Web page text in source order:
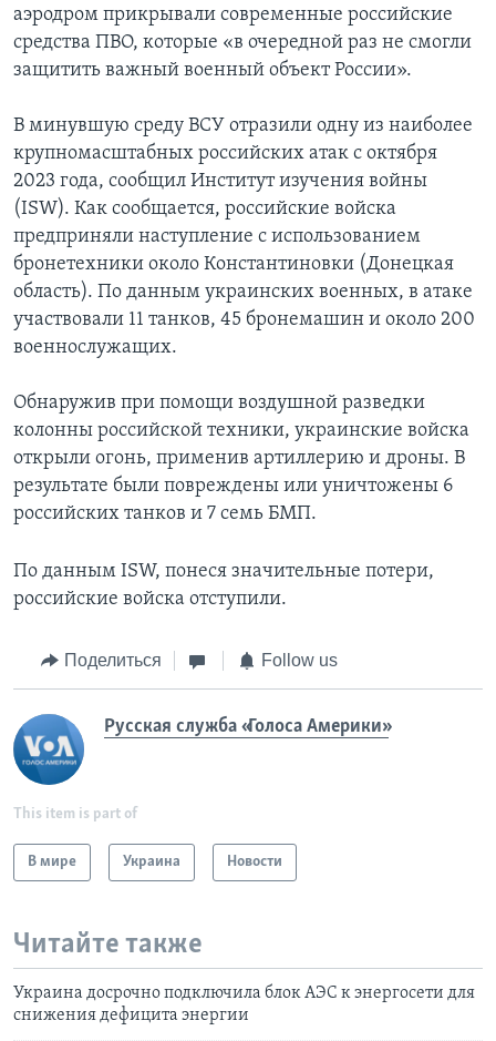
аэродром прикрывали современные российские
средства ПВО, которые «в очередной раз не смогли
защитить важный военный объект России».
В минувшую среду ВСУ отразили одну из наиболее
крупномасштабных российских атак с октября
2023 года, сообщил Институт изучения войны
(ISW). Как сообщается, российские войска
предприняли наступление с использованием
бронетехники около Константиновки (Донецкая
область). По данным украинских военных, в атаке
участвовали 11 танков, 45 бронемашин и около 200
военнослужащих.
Обнаружив при помощи воздушной разведки
колонны российской техники, украинские войска
открыли огонь, применив артиллерию и дроны. В
результате были повреждены или уничтожены 6
российских танков и 7 семь БМП.
По данным ISW, понеся значительные потери,
российские войска отступили.
Поделиться Follow us
Русская служба «Голоса Америки»
This item is part of
В мире Украина Новости
Читайте также
Украина досрочно подключила блок АЭС к энергосети для
снижения дефицита энергии